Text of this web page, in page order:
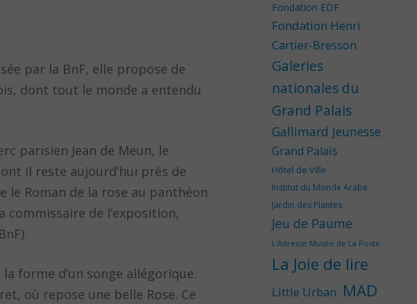
par la BnF, elle propose de
dont tout le monde a entendu
parisien Jean de Meun, le
il reste aujourd’hui près de
le Roman de la rose au panthéon
de l’exposition,
forme d’un songe allégorique.
où repose une belle Rose. Ce
Fondation EDF
Fondation Henri
Cartier-Bresson
Galeries
nationales du
Grand Palais
Gallimard Jeunesse
Grand Palais
Hôtel de Ville
Institut du Monde Arabe
Jardin des Plantes
Jeu de Paume
L'Adresse Musée de La Poste
La Joie de lire
Little Urban MAD